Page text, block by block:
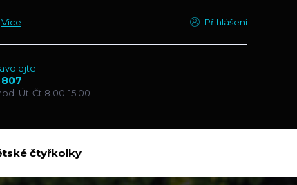
Více Přihlášení
Út-Čt 8.00-15.00
čtyřkolky